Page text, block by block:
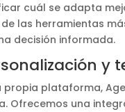
cuál se adapta
las herramientas
decisión informada.
y
propia plataforma,
Ofrecemos una